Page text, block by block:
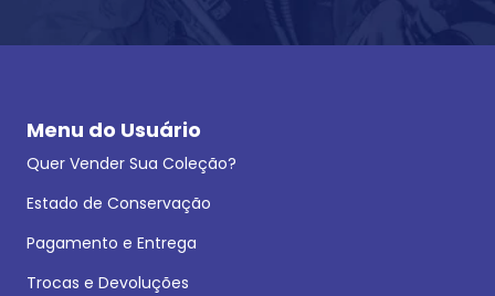
Menu do Usuário
Quer Vender Sua Coleção?
Estado de Conservação
Pagamento e Entrega
Trocas e Devoluções